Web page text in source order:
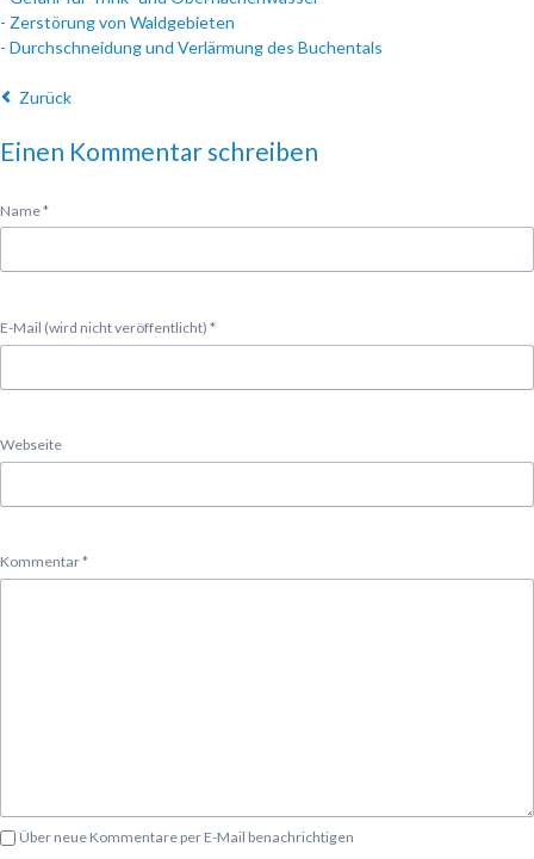
- Zerstörung von Waldgebieten
- Durchschneidung und Verlärmung des Buchentals
Zurück
Einen Kommentar schreiben
Pflichtfeld
Name*
Pflichtfeld
E-Mail (wird nicht veröffentlicht) *
Webseite
Pflichtfeld
Kommentar*
Über neue Kommentare per E-Mail benachrichtigen